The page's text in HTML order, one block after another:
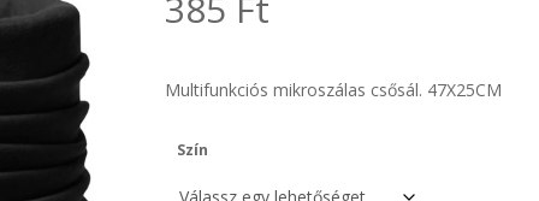
Multifunkciós mikroszálas csősál. 47X25CM
Szín